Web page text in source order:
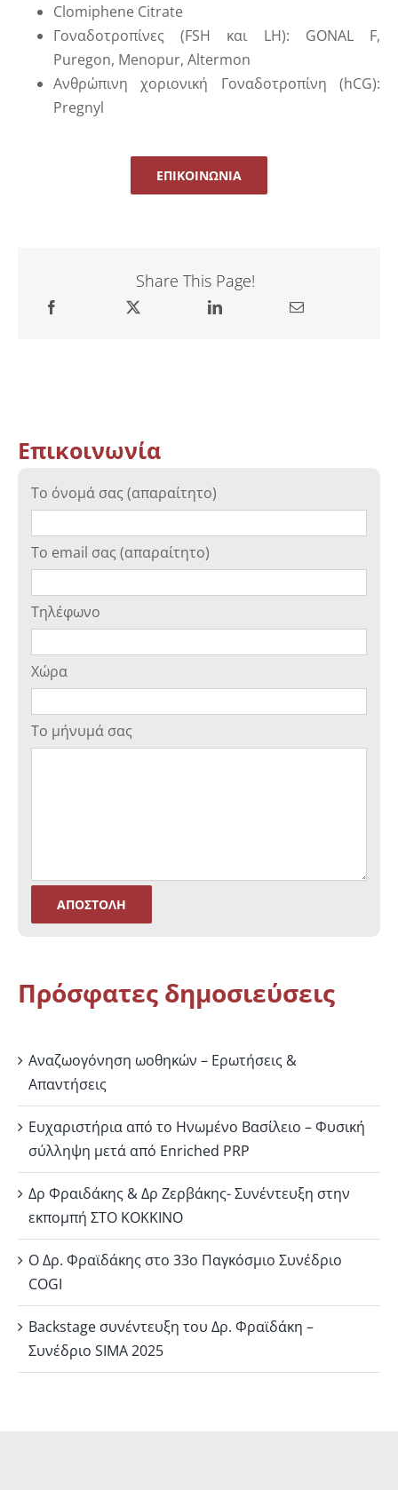
Clomiphene Citrate
Γοναδοτροπίνες (FSH και LH): GONAL F,
Puregon, Menopur, Altermon
Ανθρώπινη χοριονική Γοναδοτροπίνη (hCG):
Pregnyl
ΕΠΙΚΟΙΝΩΝΊΑ
Share This Page!
Επικοινωνία
Το όνομά σας (απαραίτητο)
Το email σας (απαραίτητο)
Τηλέφωνο
Χώρα
Το μήνυμά σας
Πρόσφατες δημοσιεύσεις
Αναζωογόνηση ωοθηκών – Ερωτήσεις &
Απαντήσεις
Ευχαριστήρια από το Ηνωμένο Βασίλειο – Φυσική
σύλληψη μετά από Enriched PRP
Δρ Φραιδάκης & Δρ Ζερβάκης- Συνέντευξη στην
εκπομπή ΣΤΟ ΚΟΚΚΙΝΟ
Ο Δρ. Φραϊδάκης στο 33ο Παγκόσμιο Συνέδριο
COGI
Backstage συνέντευξη του Δρ. Φραϊδάκη –
Συνέδριο SIMA 2025